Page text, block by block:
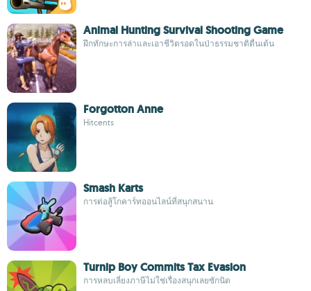
Animal Hunting Survival Shooting Game
ฝึกทักษะการล่าและเอาชีวิตรอดในป่าธรรมชาติตื่นเต้น
Forgotton Anne
Hitcents
Smash Karts
การต่อสู้โกคาร์ทออนไลน์ที่สนุกสนาน
Turnip Boy Commits Tax Evasion
การหลบเลี่ยงภาษีไม่ใช่เรื่องสนุกเลยซักนิด